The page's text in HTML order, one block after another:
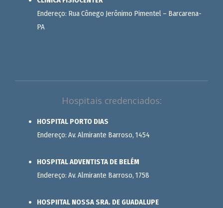
Endereço: Rua Cônego Jerônimo Pimentel – Barcarena-
PA
Hospitais credenciados:
HOSPITAL PORTO DIAS
Endereço: Av. Almirante Barroso, 1454
HOSPITAL ADVENTISTA DE BELÉM
Endereço: Av. Almirante Barroso, 1758
HOSPIITAL NOSSA SRA. DE GUADALUPE